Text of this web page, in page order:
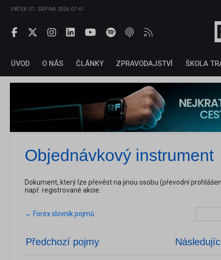
PÁTEK 07. SRPNA 2026 07:41
ÚVOD O NÁS ČLÁNKY ZPRAVODAJSTVÍ ŠKOLA
Objednávkový instrument
Dokument, který lze převést na jinou osobu (převodní
např. registrované akcie.
← Forex slovník pojmů
Předchozí pojmy